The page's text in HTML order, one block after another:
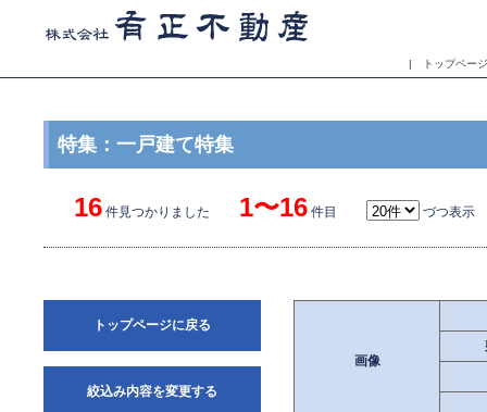
| トップページ
特集：一戸建て特集
16件見つかりました 1〜16件目 づつ表
トップページに戻る
絞込み内容を変更する
画像